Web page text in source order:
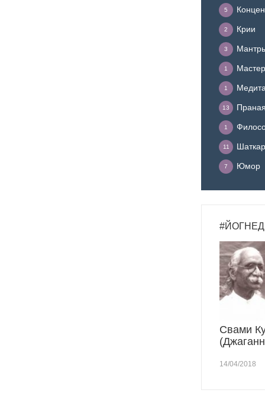
5
Крии
2
3
1
1
13
1
11
Юмор
7
Свами
14/04/2018